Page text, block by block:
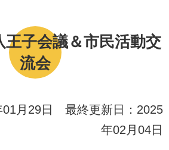
王子会議＆市民活動交
流会
01月29日 最終更新日：2025
年02月04日